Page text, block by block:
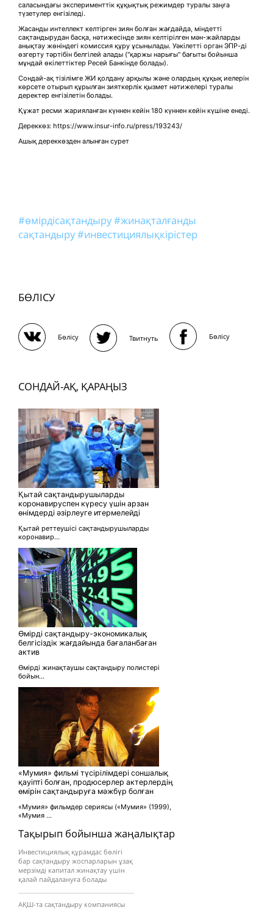
Тақырып бойынша жаңалықтар
Инвестициялық құрамдас бөлігі
бар сақтандыру жоспарларын ұзақ
мерзімді капитал жинақтау үшін
қалай пайдалануға болады
АҚШ-та сақтандыру компаниясы
саласындағы эксперименттік құқықтық режимдер туралы заңға
түзетулер енгізіледі.
Жасанды интеллект келтірген зиян болған жағдайда, міндетті
сақтандырудан басқа, нәтижесінде зиян келтірілген мән-жайларды
анықтау жөніндегі комиссия құру ұсынылады. Уәкілетті орган ЭПР-ді
өзгерту тәртібін белгілей алады ("қаржы нарығы" бағыты бойынша
мұндай өкілеттіктер Ресей Банкінде болады).
Сондай-ақ тізілімге ЖИ қолдану арқылы және олардың құқық иелерін
көрсете отырып құрылған зияткерлік қызмет нәтижелері туралы
деректер енгізілетін болады.
Құжат ресми жарияланған күннен кейін 180 күннен кейін күшіне енеді.
Дереккөз: https://www.insur-info.ru/press/193243/
Ашық дереккөзден алынған сурет
#өмірдісақтандыру#жинақталғанды
сақтандыру#инвестициялықкірістер
БӨЛІСУ
Бөлісу Твитнуть Бөлісу
СОНДАЙ-АҚ, ҚАРАҢЫЗ
Қытай сақтандырушыларды
коронавируспен күресу үшін арзан
өнімдерді әзірлеуге итермелейді
Қытай реттеушісі сақтандырушыларды
коронавир...
Өмірді сақтандыру-экономикалық
белгісіздік жағдайында бағаланбаған
актив
Өмірді жинақтаушы сақтандыру полистері
бойын...
«Мумия» фильмі түсірілімдері соншалық
қауіпті болған, продюсерлер актерлердің
өмірін сақтандыруға мәжбүр болған
«Мумия» фильмдер сериясы («Мумия» (1999),
«Мумия ...